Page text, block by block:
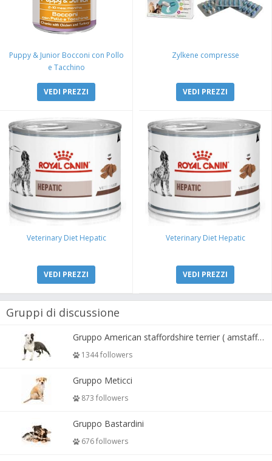
Puppy & Junior Bocconi con Pollo
e Tacchino
VEDI PREZZI
Zylkene compresse
VEDI PREZZI
Veterinary Diet Hepatic
VEDI PREZZI
Veterinary Diet Hepatic
VEDI PREZZI
Gruppi di discussione
Gruppo American staffordshire terrier ( amstaff, amastaff )
1344 followers
Gruppo Meticci
873 followers
Gruppo Bastardini
676 followers